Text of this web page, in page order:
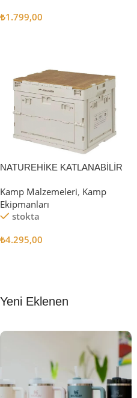
₺1.799,00
NATUREHİKE KATLANABİLİR
Kamp Malzemeleri, Kamp
Ekipmanları
stokta
₺4.295,00
Yeni Eklenen